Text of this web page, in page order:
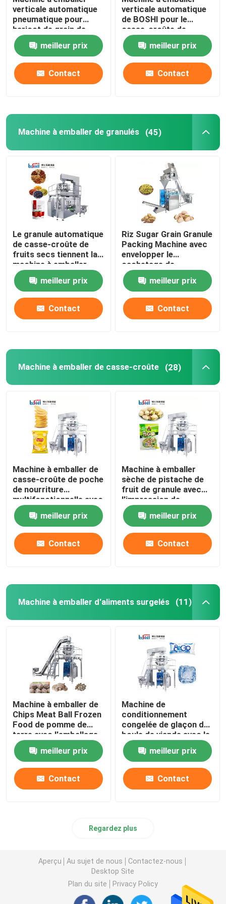
verticale automatique
pneumatique pour
haricot de grain de
poudre de riz le bon
meilleur prix
Contact
verticale automatique
de BOSHI pour le
casse-croûte de
nourriture de granule
meilleur prix
Contact
Machine à emballer de granulés (45)
Le granule automatique
de casse-croûte de
fruits secs tiennent la
machine à emballer
rotatoire 100G 500G
de pochemeilleur prix
Contact
Riz Sugar Grain Granule
Packing Machine avec
envelopper le
cachetage de
étiquetage
meilleur prix
Contact
Machine à emballer de casse-croûte (28)
Machine à emballer de
casse-croûte de poche
de nourriture
multifonctionnelle avec
le peseur de Multihead
meilleur prix
Contact
Machine à emballer
sèche de pistache de
fruit de granule avec
l'impression de
scellage de étiquetage
de datemeilleur prix
Contact
Machine à emballer d'aliments surgelés (11)
Machine à emballer de
Chips Meat Ball Frozen
Food de pomme de
terre avec l'emballage
de pesage remplissant
meilleur prix
Contact
Machine de
conditionnement
congelée de glaçon de
boule de viande avec le
système de contrôle de
PLC
meilleur prix
Contact
Regardez plus
Aperçu Au sujet de nous
Contactez-nous
Desktop Site
Plan du site
Privacy Policy